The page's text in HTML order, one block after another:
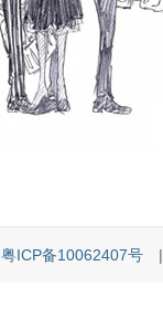
粤ICP备10062407号|